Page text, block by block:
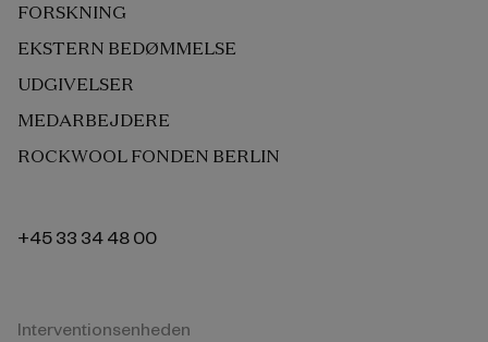
FORSKNING
EKSTERN BEDØMMELSE
UDGIVELSER
MEDARBEJDERE
ROCKWOOL FONDEN BERLIN
+45 33 34 48 00
Interventionsenheden